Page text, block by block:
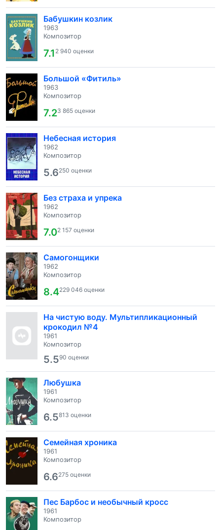
Бабушкин козлик
1963
Композитор
7.1 2 940 оценки
Большой «Фитиль»
1963
Композитор
7.23 865 оценки
Небесная история
1962
Композитор
5.6250 оценки
Без страха и упрека
1962
Композитор
7.02 157 оценки
Самогонщики
1962
Композитор
8.4229 046 оценки
На чистую воду. Мультипликационный
крокодил №4
1961
Композитор
5.590 оценки
Любушка
1961
Композитор
6.5813 оценки
Семейная хроника
1961
Композитор
6.6275 оценки
Пес Барбос и необычный кросс
1961
Композитор